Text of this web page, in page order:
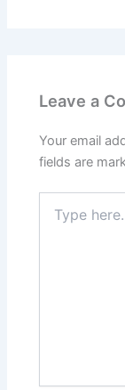
Leave a
Your email
fields are
here..